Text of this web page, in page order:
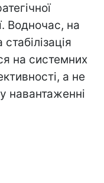
Водночас, на
на системних
а не
навантаженні